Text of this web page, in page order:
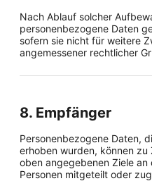
Nach Ablauf solcher
personenbezogene Daten
sofern sie nicht für weitere
angemessener rechtlicher
8. Empfänger
Personenbezogene Daten,
erhoben wurden, können
oben angegebenen Ziele
Personen mitgeteilt oder